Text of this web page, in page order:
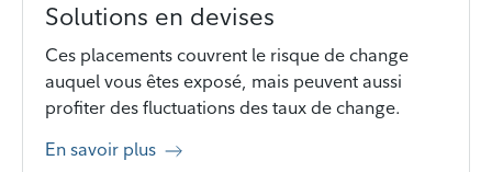
Solutions en devises
Ces placements couvrent le risque de change
auquel vous êtes exposé, mais peuvent aussi
profiter des fluctuations des taux de change.
En savoir plus